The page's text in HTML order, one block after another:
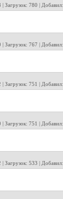
| Загрузок: 780 | Добавил:
| Загрузок: 767 | Добавил:
| Загрузок: 751 | Добавил:
| Загрузок: 751 | Добавил:
| Загрузок: 533 | Добавил: